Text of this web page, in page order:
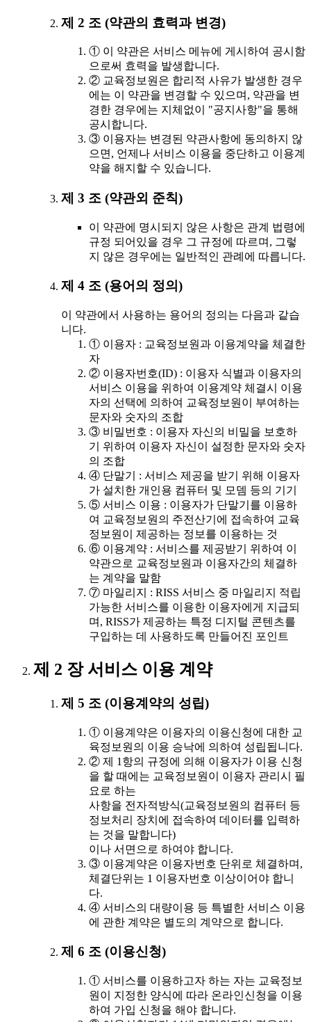
제 2 조 (약관의 효력과 변경)
① 이 약관은 서비스 메뉴에 게시하여 공시함
으로써 효력을 발생합니다.
② 교육정보원은 합리적 사유가 발생한 경우
에는 이 약관을 변경할 수 있으며, 약관을 변
경한 경우에는 지체없이 "공지사항"을 통해
공시합니다.
③ 이용자는 변경된 약관사항에 동의하지 않
으면, 언제나 서비스 이용을 중단하고 이용계
약을 해지할 수 있습니다.
제 3 조 (약관외 준칙)
이 약관에 명시되지 않은 사항은 관계 법령에
규정 되어있을 경우 그 규정에 따르며, 그렇
지 않은 경우에는 일반적인 관례에 따릅니다.
제 4 조 (용어의 정의)
이 약관에서 사용하는 용어의 정의는 다음과 같습
니다.
① 이용자 : 교육정보원과 이용계약을 체결한
자
② 이용자번호(ID) : 이용자 식별과 이용자의
서비스 이용을 위하여 이용계약 체결시 이용
자의 선택에 의하여 교육정보원이 부여하는
문자와 숫자의 조합
③ 비밀번호 : 이용자 자신의 비밀을 보호하
기 위하여 이용자 자신이 설정한 문자와 숫자
의 조합
④ 단말기 : 서비스 제공을 받기 위해 이용자
가 설치한 개인용 컴퓨터 및 모뎀 등의 기기
⑤ 서비스 이용 : 이용자가 단말기를 이용하
여 교육정보원의 주전산기에 접속하여 교육
정보원이 제공하는 정보를 이용하는 것
⑥ 이용계약 : 서비스를 제공받기 위하여 이
약관으로 교육정보원과 이용자간의 체결하
는 계약을 말함
⑦ 마일리지 : RISS 서비스 중 마일리지 적립
가능한 서비스를 이용한 이용자에게 지급되
며, RISS가 제공하는 특정 디지털 콘텐츠를
구입하는 데 사용하도록 만들어진 포인트
제 2 장 서비스 이용 계약
제 5 조 (이용계약의 성립)
① 이용계약은 이용자의 이용신청에 대한 교
육정보원의 이용 승낙에 의하여 성립됩니다.
② 제 1항의 규정에 의해 이용자가 이용 신청
을 할 때에는 교육정보원이 이용자 관리시 필
요로 하는
사항을 전자적방식(교육정보원의 컴퓨터 등
정보처리 장치에 접속하여 데이터를 입력하
는 것을 말합니다)
이나 서면으로 하여야 합니다.
③ 이용계약은 이용자번호 단위로 체결하며,
체결단위는 1 이용자번호 이상이어야 합니
다.
④ 서비스의 대량이용 등 특별한 서비스 이용
에 관한 계약은 별도의 계약으로 합니다.
제 6 조 (이용신청)
① 서비스를 이용하고자 하는 자는 교육정보
원이 지정한 양식에 따라 온라인신청을 이용
하여 가입 신청을 해야 합니다.